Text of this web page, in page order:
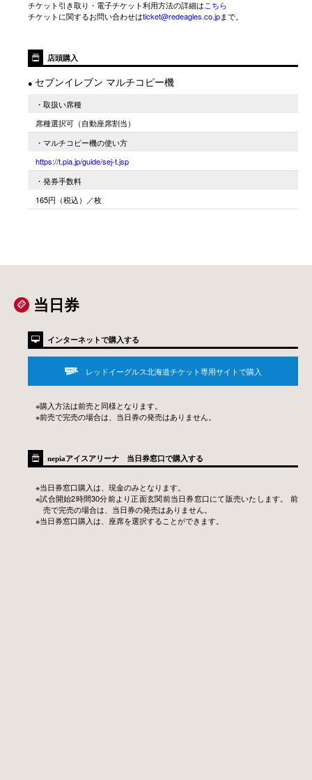
チケット引き取り・電子チケット利用方法の詳細はこちら
チケットに関するお問い合わせはticket@redeagles.co.jpまで。
 店頭購入
● セブンイレブン マルチコピー機
・取扱い席種
席種選択可（自動座席割当）
・マルチコピー機の使い方
https://t.pia.jp/guide/sej-t.jsp
・発券手数料
165円（税込）／枚
 当日券
 インターネットで購入する
 レッドイーグルス北海道チケット専用サイトで購入
※購入方法は前売と同様となります。
※前売で完売の場合は、当日券の発売はありません。
 nepiaアイスアリーナ 当日券窓口で購入する
※当日券窓口購入は、現金のみとなります。
※試合開始2時間30分前より正面玄関前当日券窓口にて販売いたします。 前
売で完売の場合は、当日券の発売はありません。
※当日券窓口購入は、座席を選択することができます。